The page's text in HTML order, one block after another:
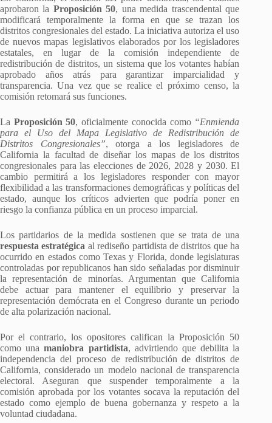
aprobaron la Proposición 50, una medida trascendental que
modificará temporalmente la forma en que se trazan los
distritos congresionales del estado. La iniciativa autoriza el uso
de nuevos mapas legislativos elaborados por los legisladores
estatales, en lugar de la comisión independiente de
redistribución de distritos, un sistema que los votantes habían
aprobado años atrás para garantizar imparcialidad y
transparencia. Una vez que se realice el próximo censo, la
comisión retomará sus funciones.
La Proposición 50, oficialmente conocida como “Enmienda
para el Uso del Mapa Legislativo de Redistribución de
Distritos Congresionales”, otorga a los legisladores de
California la facultad de diseñar los mapas de los distritos
congresionales para las elecciones de 2026, 2028 y 2030. El
cambio permitirá a los legisladores responder con mayor
flexibilidad a las transformaciones demográficas y políticas del
estado, aunque los críticos advierten que podría poner en
riesgo la confianza pública en un proceso imparcial.
Los partidarios de la medida sostienen que se trata de una
respuesta estratégica al rediseño partidista de distritos que ha
ocurrido en estados como Texas y Florida, donde legislaturas
controladas por republicanos han sido señaladas por disminuir
la representación de minorías. Argumentan que California
debe actuar para mantener el equilibrio y preservar la
representación demócrata en el Congreso durante un periodo
de alta polarización nacional.
Por el contrario, los opositores califican la Proposición 50
como unamaniobra partidista, advirtiendo que debilita la
independencia del proceso de redistribución de distritos de
California, considerado un modelo nacional de transparencia
electoral. Aseguran que suspender temporalmente a la
comisión aprobada por los votantes socava la reputación del
estado como ejemplo de buena gobernanza y respeto a la
voluntad ciudadana.